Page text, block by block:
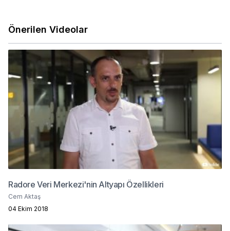
Önerilen Videolar
Radore Veri Merkezi'nin Altyapı Özellikleri
Cem Aktaş
04 Ekim 2018